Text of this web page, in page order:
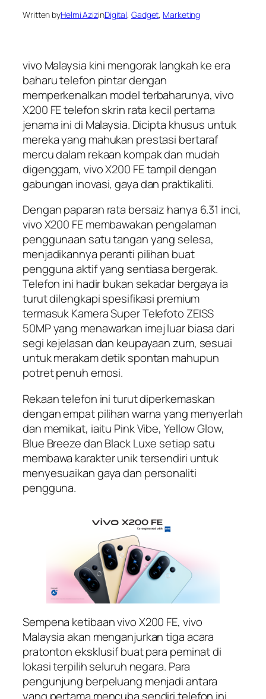
Written byHelmi AzizinDigital, Gadget, Marketing
vivo Malaysia kini mengorak langkah ke era
baharu telefon pintar dengan
memperkenalkan model terbaharunya, vivo
X200 FE telefon skrin rata kecil pertama
jenama ini di Malaysia. Dicipta khusus untuk
mereka yang mahukan prestasi bertaraf
mercu dalam rekaan kompak dan mudah
digenggam, vivo X200 FE tampil dengan
gabungan inovasi, gaya dan praktikaliti.
Dengan paparan rata bersaiz hanya 6.31 inci,
vivo X200 FE membawakan pengalaman
penggunaan satu tangan yang selesa,
menjadikannya peranti pilihan buat
pengguna aktif yang sentiasa bergerak.
Telefon ini hadir bukan sekadar bergaya ia
turut dilengkapi spesifikasi premium
termasuk Kamera Super Telefoto ZEISS
50MP yang menawarkan imej luar biasa dari
segi kejelasan dan keupayaan zum, sesuai
untuk merakam detik spontan mahupun
potret penuh emosi.
Rekaan telefon ini turut diperkemaskan
dengan empat pilihan warna yang menyerlah
dan memikat, iaitu Pink Vibe, Yellow Glow,
Blue Breeze dan Black Luxe setiap satu
membawa karakter unik tersendiri untuk
menyesuaikan gaya dan personaliti
pengguna.
Sempena ketibaan vivo X200 FE, vivo
Malaysia akan menganjurkan tiga acara
pratonton eksklusif buat para peminat di
lokasi terpilih seluruh negara. Para
pengunjung berpeluang menjadi antara